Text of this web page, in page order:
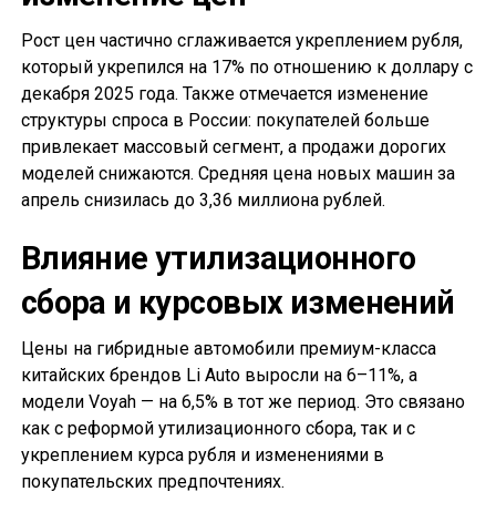
Рост цен частично сглаживается укреплением рубля,
который укрепился на 17% по отношению к доллару с
декабря 2025 года. Также отмечается изменение
структуры спроса в России: покупателей больше
привлекает массовый сегмент, а продажи дорогих
моделей снижаются. Средняя цена новых машин за
апрель снизилась до 3,36 миллиона рублей.
Влияние утилизационного
сбора и курсовых изменений
Цены на гибридные автомобили премиум-класса
китайских брендов Li Auto выросли на 6–11%, а
модели Voyah — на 6,5% в тот же период. Это связано
как с реформой утилизационного сбора, так и с
укреплением курса рубля и изменениями в
покупательских предпочтениях.